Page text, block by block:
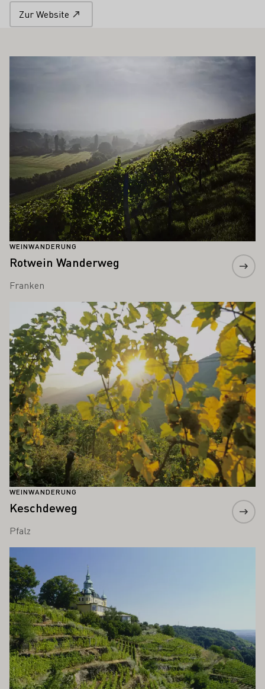
Zur Website
INTERESSIEREN
WEINWANDERUNG
Rotwein Wanderweg
Franken
WEINWANDERUNG
Keschdeweg
Pfalz
Mehr erfahren
Mehr erfahren